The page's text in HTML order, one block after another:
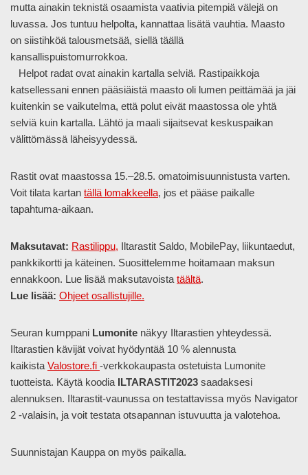
mutta ainakin teknistä osaamista vaativia pitempiä välejä on
luvassa. Jos tuntuu helpolta, kannattaa lisätä vauhtia. Maasto
on siistihköä talousmetsää, siellä täällä
kansallispuistomurrokkoa.
Helpot radat ovat ainakin kartalla selviä. Rastipaikkoja
katsellessani ennen pääsiäistä maasto oli lumen peittämää ja jäi
kuitenkin se vaikutelma, että polut eivät maastossa ole yhtä
selviä kuin kartalla. Lähtö ja maali sijaitsevat keskuspaikan
välittömässä läheisyydessä.
Rastit ovat maastossa 15.–28.5. omatoimisuunnistusta varten.
Voit tilata kartan tällä lomakkeella, jos et pääse paikalle
tapahtuma-aikaan.
Maksutavat: Rastilippu, Iltarastit Saldo, MobilePay, liikuntaedut,
pankkikortti ja käteinen. Suosittelemme hoitamaan maksun
ennakkoon. Lue lisää maksutavoista täältä.
Lue lisää: Ohjeet osallistujille.
Seuran kumppani Lumonite näkyy Iltarastien yhteydessä.
Iltarastien kävijät voivat hyödyntää 10 % alennusta
kaikista Valostore.fi -verkkokaupasta ostetuista Lumonite
tuotteista. Käytä koodia ILTARASTIT2023 saadaksesi
alennuksen. Iltarastit-vaunussa on testattavissa myös Navigator
2 -valaisin, ja voit testata otsapannan istuvuutta ja valotehoa.
Suunnistajan Kauppa on myös paikalla.